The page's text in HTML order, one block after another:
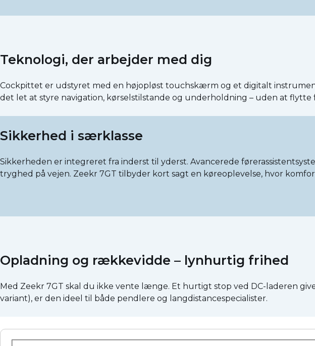
Teknologi, der arbejder med dig
Cockpittet er udstyret med en højopløst touchskærm og et digitalt
det let at styre navigation, kørselstilstande og underholdning – uden at flytte
Sikkerhed i særklasse
Sikkerheden er integreret fra inderst til yderst. Avancerede
tryghed på vejen. Zeekr 7GT tilbyder kort sagt en køreoplevelse, hvor
Opladning og rækkevidde – lynhurtig frihed
Med Zeekr 7GT skal du ikke vente længe. Et hurtigt stop ved DC-laderen
variant), er den ideel til både pendlere og langdistancespecialister.